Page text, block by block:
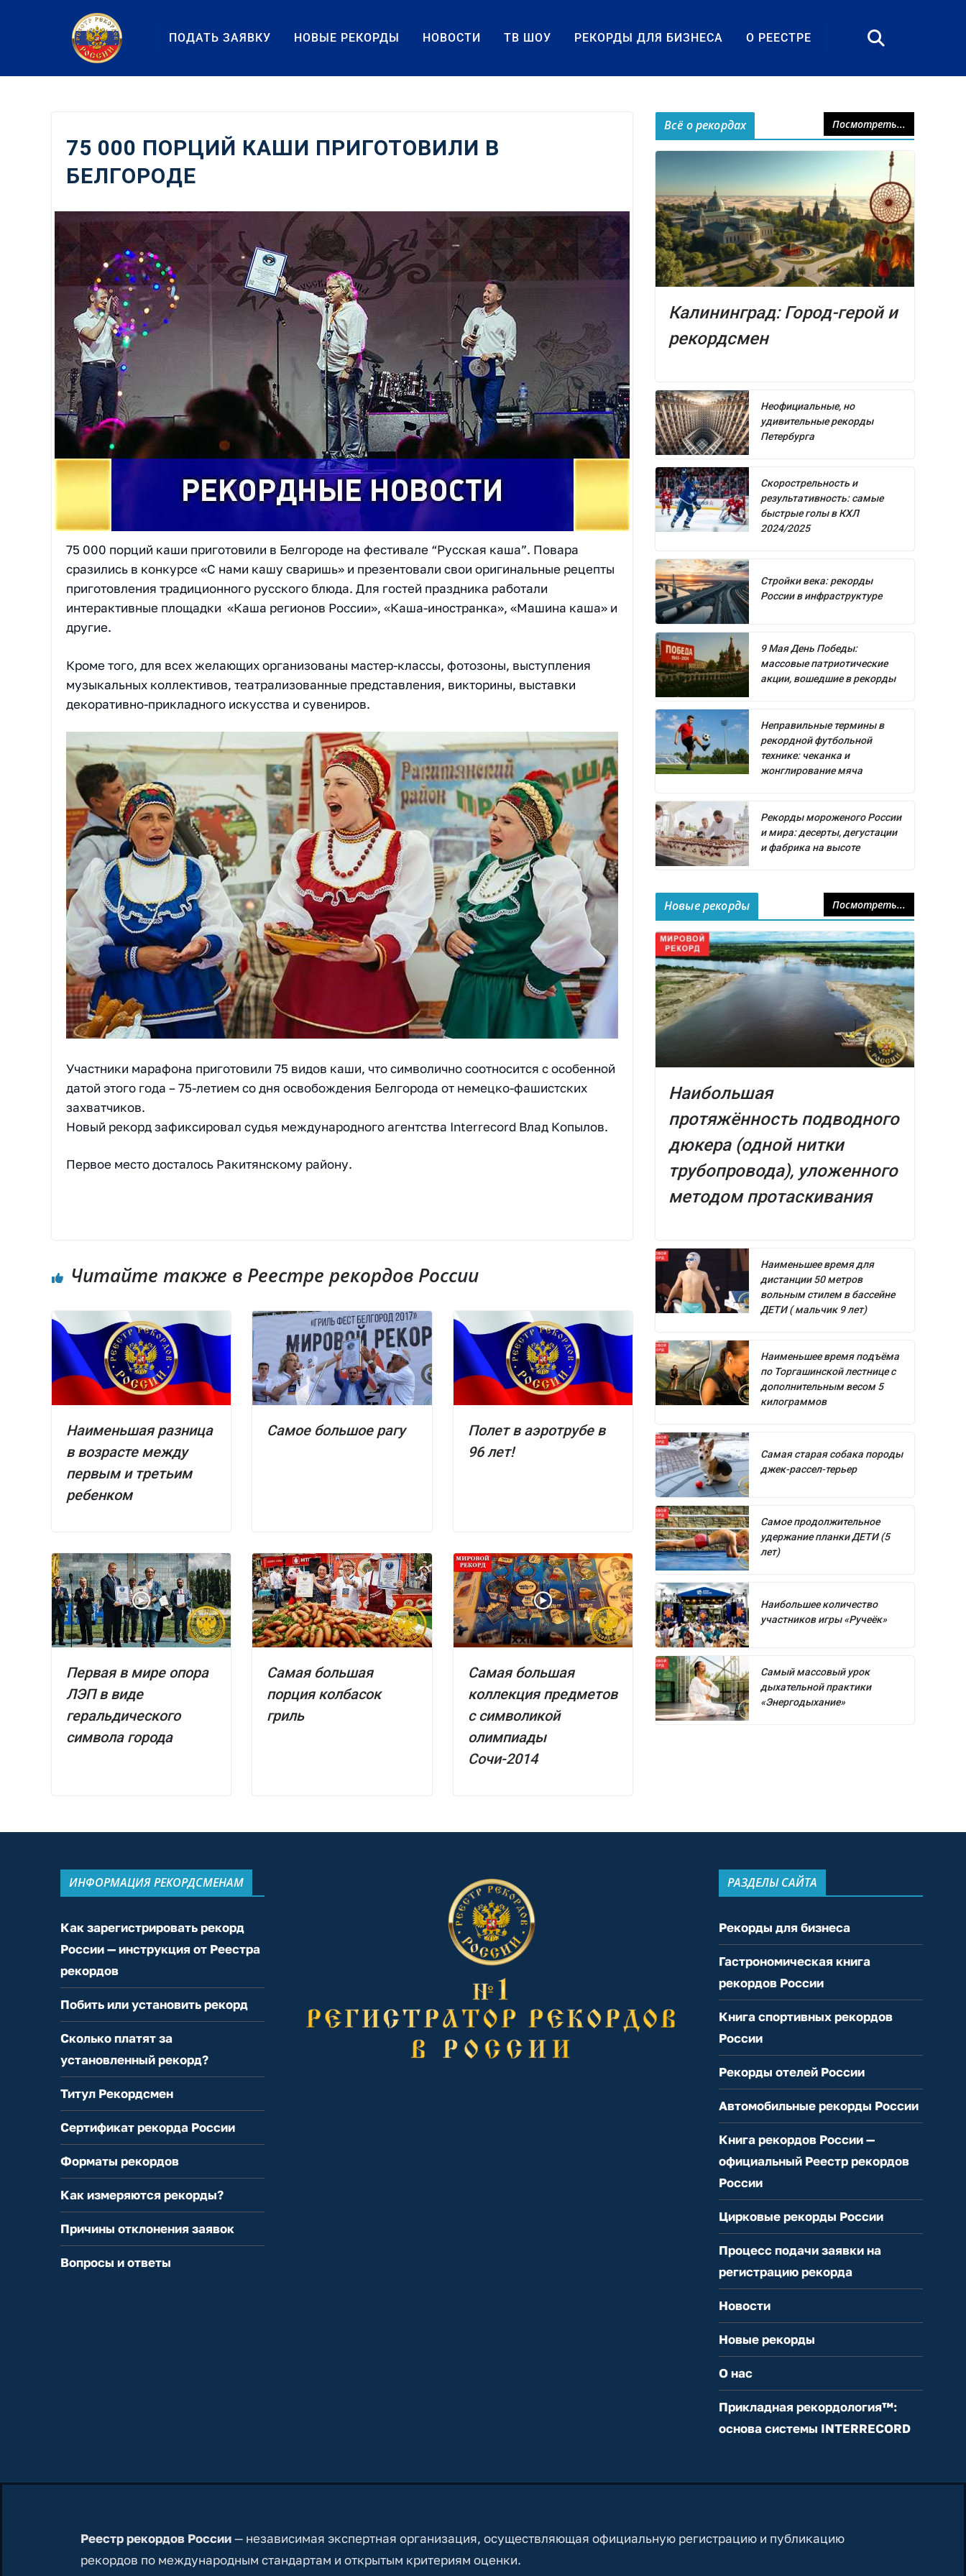
содержанию
ПОДАТЬ ЗАЯВКУ НОВЫЕ РЕКОРДЫ НОВОСТИ ТВ ШОУ РЕКОРДЫ ДЛЯ БИЗНЕСА О РЕЕСТРЕ
75 000 ПОРЦИЙ КАШИ ПРИГОТОВИЛИ В
БЕЛГОРОДЕ
75 000 порций каши приготовили в Белгороде на фестивале “Русская каша”. Повара
сразились в конкурсе «С нами кашу сваришь» и презентовали свои оригинальные рецепты
приготовления традиционного русского блюда. Для гостей праздника работали
интерактивные площадки «Каша регионов России», «Каша-иностранка», «Машина каша» и
другие.
Кроме того, для всех желающих организованы мастер-классы, фотозоны, выступления
музыкальных коллективов, театрализованные представления, викторины, выставки
декоративно-прикладного искусства и сувениров.
Участники марафона приготовили 75 видов каши, что символично соотносится с особенной
датой этого года – 75-летием со дня освобождения Белгорода от немецко-фашистских
захватчиков.
Новый рекорд зафиксировал судья международного агентства Interrecord Влад Копылов.
Первое место досталось Ракитянскому району.
Читайте также в Реестре рекордов России
Наименьшая разница
в возрасте между
первым и третьим
ребенком
Самое большое рагу
Полет в аэротрубе в
96 лет!
Первая в мире опора
ЛЭП в виде
геральдического
символа города
Самая большая
порция колбасок
гриль
Самая большая
коллекция предметов
с символикой
олимпиады
Сочи-2014
Всё о рекордах Посмотреть...
Калининград: Город-герой и
рекордсмен
Неофициальные, но
удивительные рекорды
Петербурга
Скорострельность и
результативность: самые
быстрые голы в КХЛ
2024/2025
Стройки века: рекорды
России в инфраструктуре
9 Мая День Победы:
массовые патриотические
акции, вошедшие в рекорды
Неправильные термины в
рекордной футбольной
технике: чеканка и
жонглирование мяча
Рекорды мороженого России
и мира: десерты, дегустации
и фабрика на высоте
Новые рекорды Посмотреть...
Наибольшая
протяжённость подводного
дюкера (одной нитки
трубопровода), уложенного
методом протаскивания
Наименьшее время для
дистанции 50 метров
вольным стилем в бассейне
ДЕТИ ( мальчик 9 лет)
Наименьшее время подъёма
по Торгашинской лестнице с
дополнительным весом 5
килограммов
Самая старая собака породы
джек-рассел-терьер
Самое продолжительное
удержание планки ДЕТИ (5
лет)
Наибольшее количество
участников игры «Ручеёк»
Самый массовый урок
дыхательной практики
«Энергодыхание»
ИНФОРМАЦИЯ РЕКОРДСМЕНАМ
Как зарегистрировать рекорд
России — инструкция от Реестра
рекордов
Побить или установить рекорд
Сколько платят за
установленный рекорд?
Титул Рекордсмен
Сертификат рекорда России
Форматы рекордов
Как измеряются рекорды?
Причины отклонения заявок
Вопросы и ответы
РАЗДЕЛЫ САЙТА
Рекорды для бизнеса
Гастрономическая книга
рекордов России
Книга спортивных рекордов
России
Рекорды отелей России
Автомобильные рекорды России
Книга рекордов России —
официальный Реестр рекордов
России
Цирковые рекорды России
Процесс подачи заявки на
регистрацию рекорда
Новости
Новые рекорды
О нас
Прикладная рекордология™:
основа системы INTERRECORD
Реестр рекордов России— независимая экспертная организация, осуществляющая официальную регистрацию и публикацию
рекордов по международным стандартам и открытым критериям оценки.